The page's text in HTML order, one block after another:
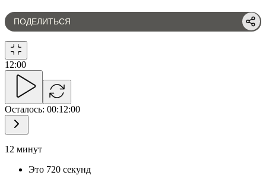
ПОДЕЛИТЬСЯ
12:00
Осталось: 00:12:00
12 минут
Это 720 секунд